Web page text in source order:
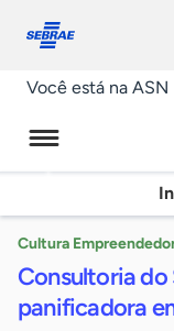
conosco
Você está na ASN
Cultura
Consultoria
panificadora